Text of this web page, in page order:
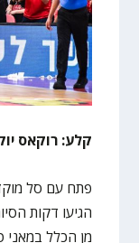
קלע: רוקאס
פתח עם סל
הגיעו דקות
מן הכלל